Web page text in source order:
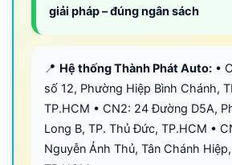
giải pháp – đúng ngân sách
📍 Hệ thống Thành Phát Auto: •
số 12, Phường Hiệp Bình Chánh,
TP.HCM • CN2: 24 Đường D5A,
Long B, TP. Thủ Đức, TP.HCM •
Nguyễn Ảnh Thủ, Tân Chánh